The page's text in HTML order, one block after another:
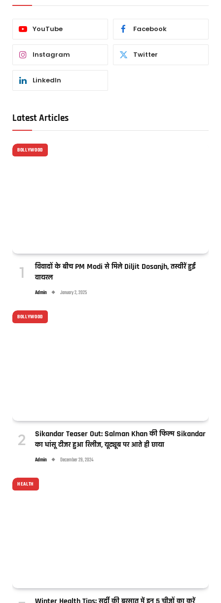
YouTube Facebook
Instagram Twitter
LinkedIn
Latest Articles
BOLLYWOOD
विवादों के बीच PM Modi से मिले Diljit Dosanjh, तस्वीरें हुईं
वायरल
Admin January 2, 2025
BOLLYWOOD
Sikandar Teaser Out: Salman Khan की फिल्म Sikandar
का धांसू टीजर हुआ रिलीज, यूट्यूब पर आते ही छाया
Admin December 29, 2024
HEALTH